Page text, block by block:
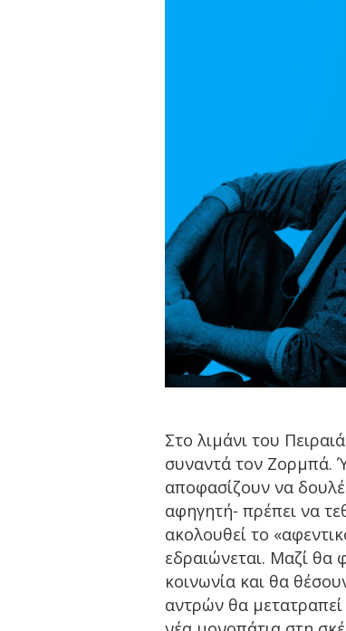
Στο λιμάνι του
συναντά τον Ζορμπά.
αποφασίζουν να
αφηγητή- πρέπει να
ακολουθεί το
εδραιώνεται. Μαζί θα
κοινωνία και θα
αντρών θα